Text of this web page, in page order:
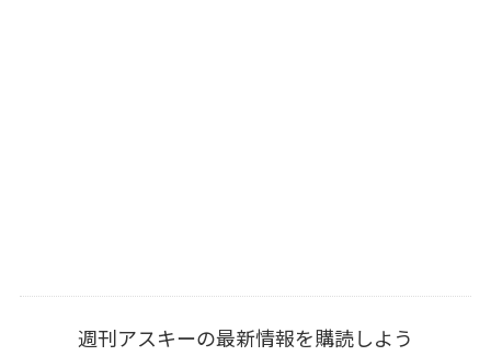
週刊アスキーの最新情報を購読しよう